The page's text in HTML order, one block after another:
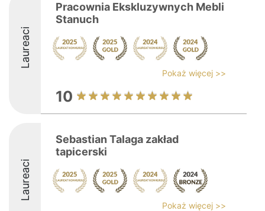
Laureaci
Pracownia Ekskluzywnych Mebli
Stanuch
Pokaż więcej >>
10
Laureaci
Sebastian Talaga zakład
tapicerski
Pokaż więcej >>